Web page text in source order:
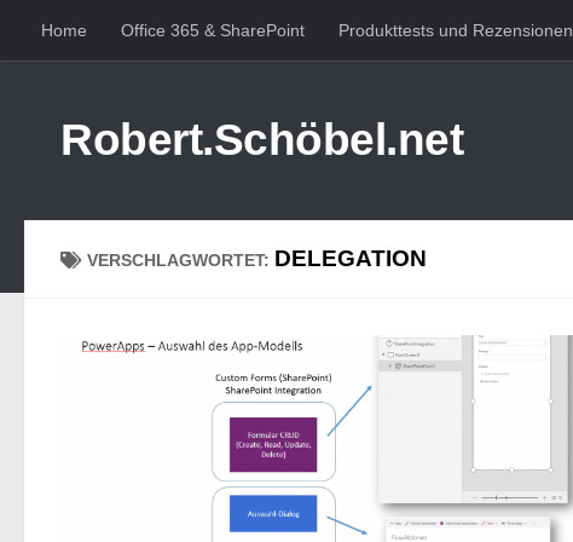
Zum Inhalt springen
Home Office 365 & SharePoint Produkttests und Rezensionen
Robert.Schöbel.net
VERSCHLAGWORTET: DELEGATION